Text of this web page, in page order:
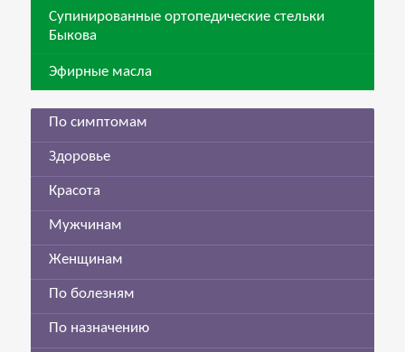
Супинированные ортопедические стельки
Быкова
Эфирные масла
По симптомам
Здоровье
Красота
Мужчинам
Женщинам
По болезням
По назначению